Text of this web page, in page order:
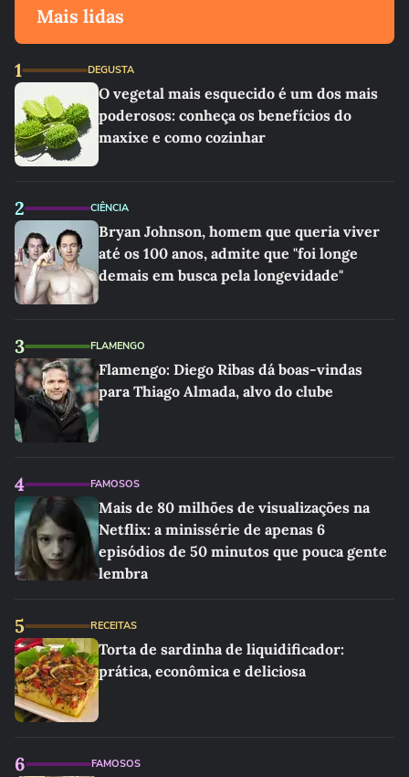
Mais lidas
1 DEGUSTA
O vegetal mais esquecido é um dos mais
poderosos: conheça os benefícios do
maxixe e como cozinhar
2 CIÊNCIA
Bryan Johnson, homem que queria viver
até os 100 anos, admite que "foi longe
demais em busca pela longevidade"
3 FLAMENGO
Flamengo: Diego Ribas dá boas-vindas
para Thiago Almada, alvo do clube
4 FAMOSOS
Mais de 80 milhões de visualizações na
Netflix: a minissérie de apenas 6
episódios de 50 minutos que pouca gente
lembra
5 RECEITAS
Torta de sardinha de liquidificador:
prática, econômica e deliciosa
6 FAMOSOS